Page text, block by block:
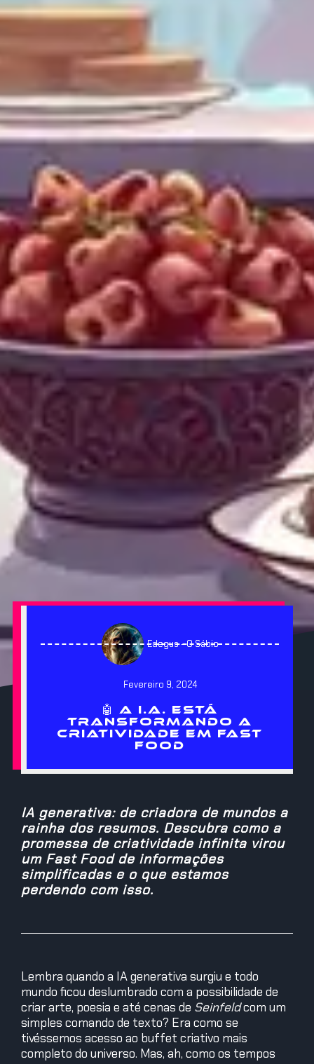
Edegus - O Sábio
Fevereiro 9, 2024
🤖 A I.A. ESTÁ
TRANSFORMANDO A
CRIATIVIDADE EM FAST
FOOD
IA generativa: de criadora de mundos a
rainha dos resumos. Descubra como a
promessa de criatividade infinita virou
um Fast Food de informações
simplificadas e o que estamos
perdendo com isso.
Lembra quando a IA generativa surgiu e todo
mundo ficou deslumbrado com a possibilidade de
criar arte, poesia e até cenas de Seinfeldcom um
simples comando de texto? Era como se
tivéssemos acesso ao buffet criativo mais
completo do universo. Mas, ah, como os tempos